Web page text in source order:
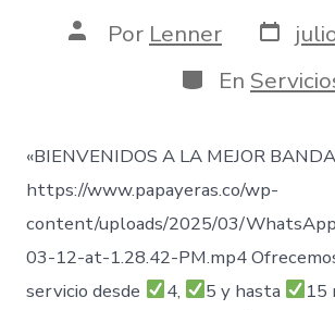
AutorPor Lenner Fecha
de
Categorías
En
«BIENVENIDOS A LA MEJOR
https://www.papayeras.co/wp-
content/uploads/2025/03/
03-12-at-1.28.42-PM.mp4
servicio desde
4, 5 y hasta
15